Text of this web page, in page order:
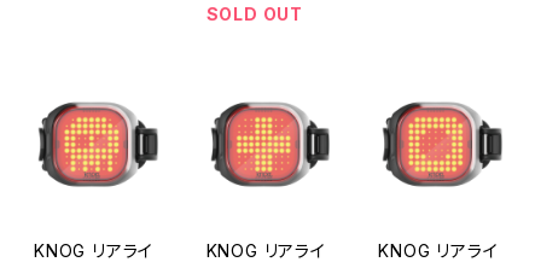
SOLD OUT
KNOG リアライ
KNOG リアライ
KNOG リアライ